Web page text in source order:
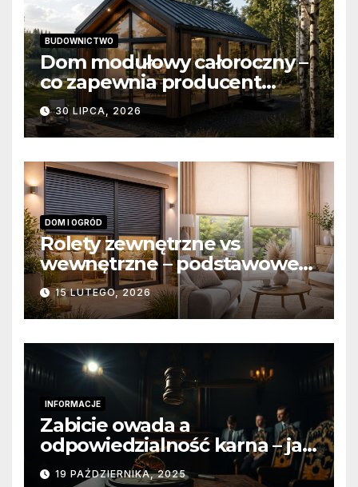
BUDOWNICTWO
Dom modułowy całoroczny –
co zapewnia producent
domów modułowych?
30 LIPCA, 2026
DOM I OGRÓD
Rolety zewnętrzne vs
wewnętrzne – podstawowe
różnice konstrukcyjne i
funkcjonalne
15 LUTEGO, 2026
INFORMACJE
Zabicie owada a
odpowiedzialność karna – jak
wygląda to w praktyce?
19 PAŹDZIERNIKA, 2025